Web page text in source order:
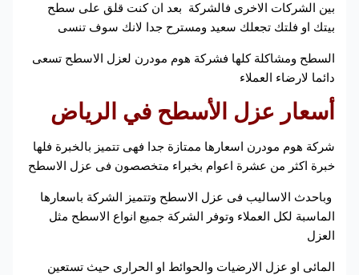
بين الشركات الاخرى فالشركة بعد ان كنت قلق على سطح
بيتك او فلتك تجعلك سعيد ومسترح جدا لانك سوف تنسى
السطح ومشاكلة كلها فشركة هوم مودرن لعزل الاسطح تسعى
دائما لارضاء العملاء
أسعار عزل الأسطح في الرياض
شركة هوم مودرن اسعارها ممتازة جدا فهى تتميز بالخبرة فلها
خبرة اكثر من عشرة اعوام بخبراء متخصصون فى عزل الاسطح
وباحدث الاساليب فى عزل الاسطح وتتميز الشركة باسعارها
الماسبة لكل العملاء وتوفر الشركة جميع انواع الاسطح مثل
العزل
المائى او عزل الارضيات والحوائط او الحرارى حيث تستعين